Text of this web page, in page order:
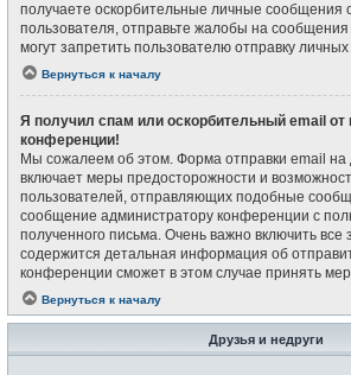
получаете оскорбительные личные сообщения
пользователя, отправьте жалобы на
могут запретить пользователю отправку
Вернуться к началу
Я получил спам или оскорбительный email от
конференции!
Мы сожалеем об этом. Форма отправки email
включает меры предосторожности и
пользователей, отправляющих подобные
сообщение администратору конференции с
полученного письма. Очень важно включить все
содержится детальная информация об
конференции сможет в этом случае принять
Вернуться к началу
Друзья и недруги